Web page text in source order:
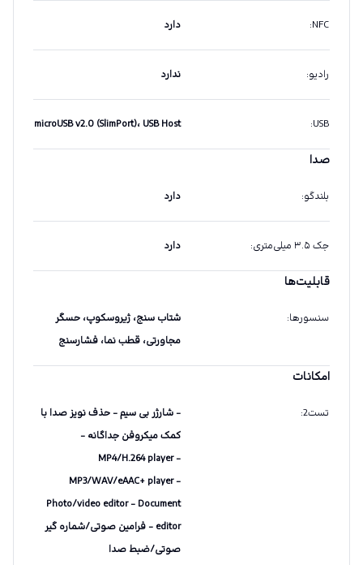
NFC
: دارد
رادیو: ندارد
USB
: microUSB v2.0 (SlimPort)، USB Host
صدا
بلندگو: دارد
جک ۳.۵ میلی‌متری : دارد
قابلیت‌ها
سنسورها:
شتاب سنج، ژیروسکوپ، حسگر
مجاورتی، قطب نما، فشارسنج
امکانات
تست2 :
- شارژر بی سیم - حذف نویز صدا با
کمک میکروفن جداگانه -
MP4/H.264 player -
MP3/WAV/eAAC+ player -
Photo/video editor - Document
editor - فرامین صوتی/شماره گیر
صوتی/ضبط صدا